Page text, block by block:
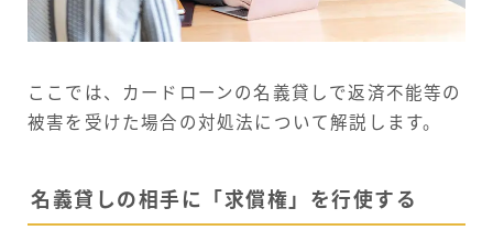
ここでは、カードローンの名義貸しで返済不能等の
被害を受けた場合の対処法について解説します。
名義貸しの相手に「求償権」を行使する